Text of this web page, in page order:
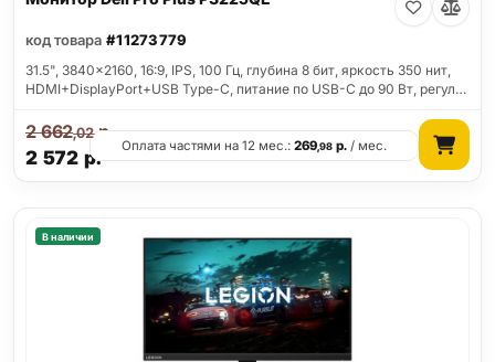
код товара #11273779
31.5", 3840x2160, 16:9, IPS, 100 Гц, глубина 8 бит, яркость 350 нит,
HDMI+DisplayPort+USB Type-C, питание по USB-C до 90 Вт, регул…
2 572 р.
2 662,02р.
Оплата частями на 12 мес.:269,98 р. / мес.
В наличии